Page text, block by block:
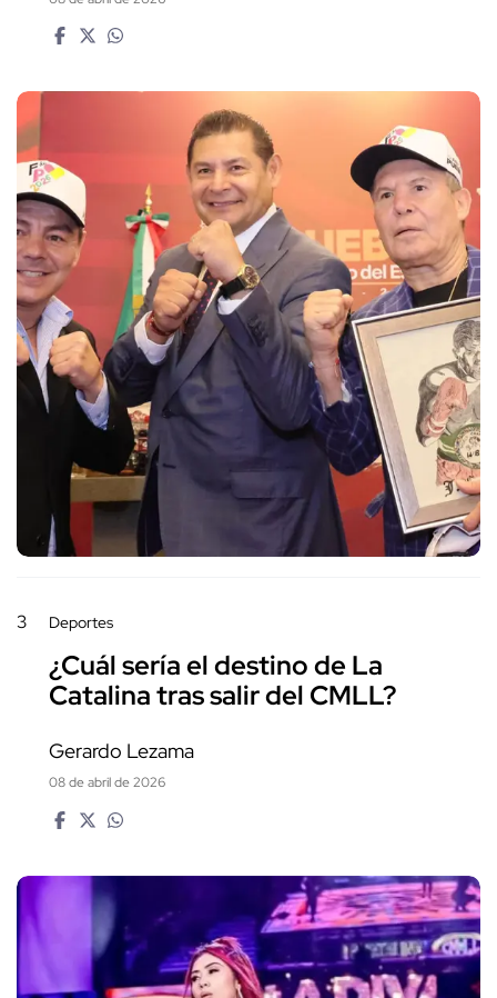
3 Deportes
¿Cuál sería el destino de La
Catalina tras salir del CMLL?
Gerardo Lezama
08 de abril de 2026